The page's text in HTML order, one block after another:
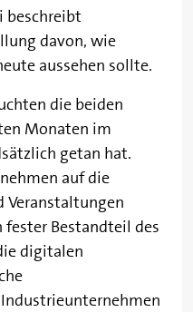
beschreibt
davon, wie
aussehen sollte.
die beiden
Monaten im
getan hat.
auf die
Veranstaltungen
Bestandteil des
digitalen